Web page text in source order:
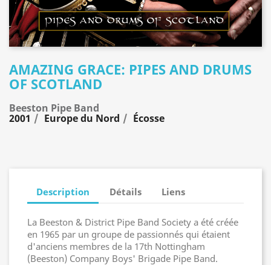
AMAZING GRACE: PIPES AND DRUMS
OF SCOTLAND
Beeston Pipe Band
2001 Europe du Nord Écosse
Description Détails Liens
La Beeston & District Pipe Band Society a été créée
en 1965 par un groupe de passionnés qui étaient
d'anciens membres de la 17th Nottingham
(Beeston) Company Boys' Brigade Pipe Band.